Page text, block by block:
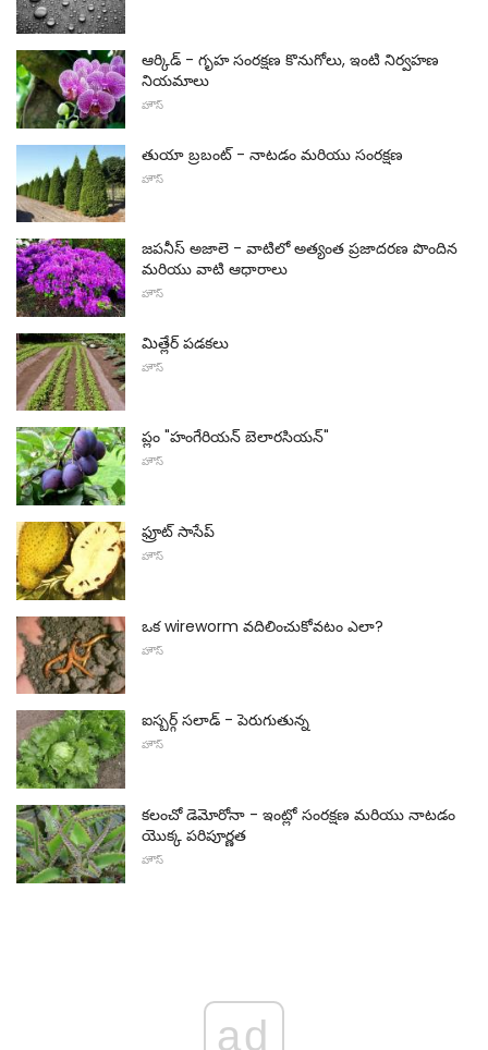
ఆర్కిడ్ - గృహ సంరక్షణ కొనుగోలు, ఇంటి నిర్వహణ
నియమాలు
హౌస్
తుయా బ్రబంట్ - నాటడం మరియు సంరక్షణ
హౌస్
జపనీస్ అజాలె - వాటిలో అత్యంత ప్రజాదరణ పొందిన
మరియు వాటి ఆధారాలు
హౌస్
మిత్లేర్ పడకలు
హౌస్
ప్లం "హంగేరియన్ బెలారసియన్"
హౌస్
ఫ్రూట్ సాసేప్
హౌస్
ఒక wireworm వదిలించుకోవటం ఎలా?
హౌస్
ఐస్బర్గ్ సలాడ్ - పెరుగుతున్న
హౌస్
కలంచో డెమోరోనా - ఇంట్లో సంరక్షణ మరియు నాటడం
యొక్క పరిపూర్ణత
హౌస్
ad